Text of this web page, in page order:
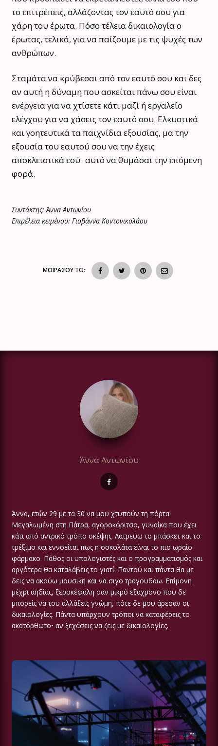
το επιτρέπεις, αλλάζοντας τον εαυτό σου για
χάρη του έρωτα. Πόσο τέλεια δικαιολογία ο
έρωτας, τελικά, για να παίζουμε με τις ψυχές των
ανθρώπων.
Σταμάτα να κρύβεσαι από τον εαυτό σου και δες
αν αυτή η δύναμη που ασκείται πάνω σου είναι
ενέργεια για να χτίσετε κάτι μαζί ή εργαλείο
ελέγχου για να χάσεις τον εαυτό σου. Ελκυστικά
και γοητευτικά τα παιχνίδια εξουσίας, μα την
εξουσία του εαυτού σου να την έχεις
αποκλειστικά εσύ- αυτό να θυμάσαι την επόμενη
φορά.
Συντάκτης: Άννα Αντωνίου
Επιμέλεια κειμένου: Γιοβάννα Κοντονικολάου
ΜΟΙΡΑΣΟΥ ΤΟ:
Άννα Αντωνίου
Άννα, ετών 29 με τα 30 να μου χτυπούν τη πόρτα.
Μεγαλωμένη στη Πάτρα, αγοροκόριτσο, γυναίκα που έχει
κάτι από αντρικό τρόπο σκέψης. Λατρεύω το μπάσκετ και το
τρέξιμο και εννοείται πως η σοκολάτα είναι το πιο ωραίο
φάρμακο. Πάθος οι υπολογιστές και ο προγραμματισμός και
αργότερα θα καταλάβεις το γιατί. Παντού και πάντα θα με
δεις να ακούω μουσική και να σιγο τραγουδάω. Επίμονη
μέχρι αηδίας, ξεροκέφαλη σαν μικρό εξάχρονο που δε
μπορείς να του αλλάξεις γνώμη, πότε δε μου άρεσαν οι
δικαιολογίες. Πάντα υπάρχουν τρόποι να καταφέρεις το
ακατόρθωτο• αν ξεχάσεις να ζεις με δικαιολογίες.